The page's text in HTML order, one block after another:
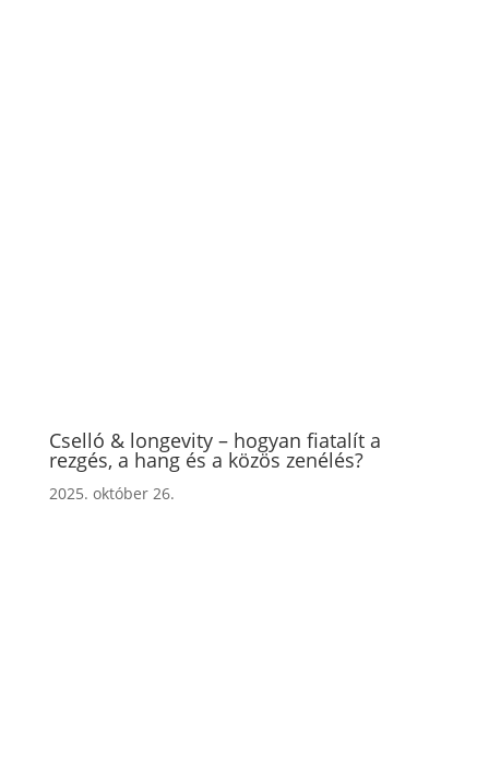
Cselló & longevity – hogyan fiatalít a
rezgés, a hang és a közös zenélés?
2025. október 26.